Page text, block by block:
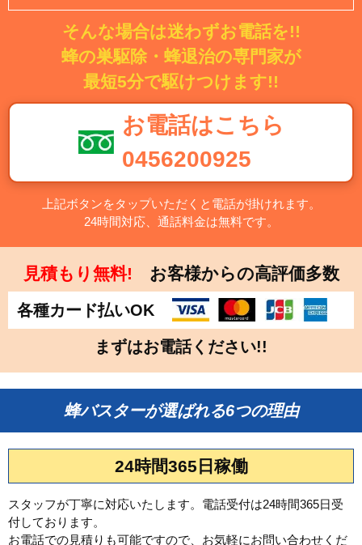
そんな場合は迷わずお電話を!!
蜂の巣駆除・蜂退治の専門家が
最短5分で駆けつけます!!
お電話はこちら
0456200925
上記ボタンをタップいただくと電話が掛けれます。
24時間対応、通話料金は無料です。
見積もり無料! お客様からの高評価多数
各種カード払いOK
まずはお電話ください!!
蜂バスターが選ばれる6つの理由
24時間365日稼働
スタッフが丁寧に対応いたします。電話受付は24時間365日受
付しております。
お電話での見積りも可能ですので、お気軽にお問い合わせくだ